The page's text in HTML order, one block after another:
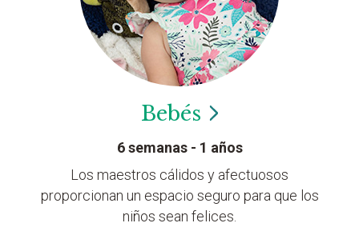
Bebés
6 semanas - 1 años
Los maestros cálidos y afectuosos
proporcionan un espacio seguro para que los
niños sean felices.